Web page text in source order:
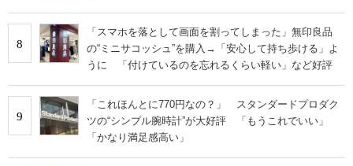
8
「スマホを落として画面を割ってしまった」無印良品
の“ミニサコッシュ”を購入→「安心して持ち歩ける」よ
うに 「付けているのを忘れるくらい軽い」など好評
9
「これほんとに770円なの？」 スタンダードプロダク
ツの“シンプル腕時計”が大好評 「もうこれでいい」
「かなり満足感高い」